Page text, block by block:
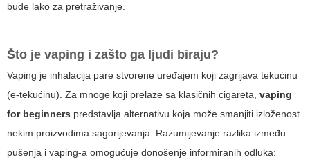
bude lako za pretraživanje.
Što je vaping i zašto ga ljudi biraju?
Vaping je inhalacija pare stvorene uređajem koji zagrijava tekućinu
(e-tekućinu). Za mnoge koji prelaze sa klasičnih cigareta, vaping
for beginners predstavlja alternativu koja može smanjiti izloženost
nekim proizvodima sagorijevanja. Razumijevanje razlika između
pušenja i vaping-a omogućuje donošenje informiranih odluka: